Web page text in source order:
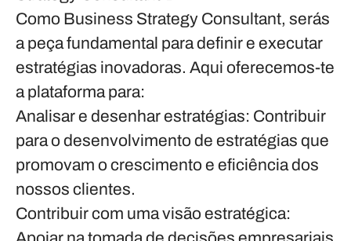
Como Business Strategy Consultant, serás
a peça fundamental para definir e executar
estratégias inovadoras. Aqui oferecemos-te
a plataforma para:
Analisar e desenhar estratégias: Contribuir
para o desenvolvimento de estratégias que
promovam o crescimento e eficiência dos
nossos clientes.
Contribuir com uma visão estratégica: